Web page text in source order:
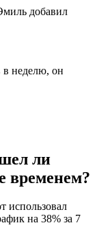
добавил
в неделю, он
ли
временем?
использовал
на 38% за 7